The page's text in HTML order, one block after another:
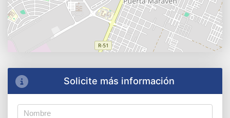
Solicite más información